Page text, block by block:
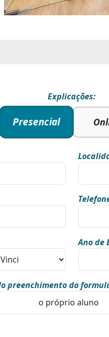
Explicações:
Presencial
Ano de
preenchimento do